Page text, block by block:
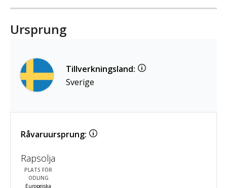
Ursprung
Tillverkningsland:
Sverige
Råvaruursprung:
Rapsolja
PLATS FÖR
ODLING
Europeiska